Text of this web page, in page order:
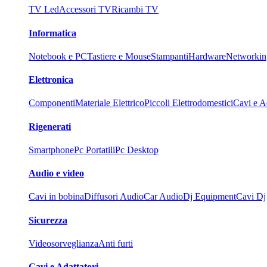
TV LedAccessori TVRicambi TV
Informatica
Notebook e PCTastiere e MouseStampantiHardware
Elettronica
ComponentiMateriale ElettricoPiccoli ElettrodomesticiCavi e
Rigenerati
SmartphonePc PortatiliPc Desktop
Audio e video
Cavi in bobinaDiffusori AudioCar AudioDj EquipmentCavi Dj
Sicurezza
VideosorveglianzaAnti furti